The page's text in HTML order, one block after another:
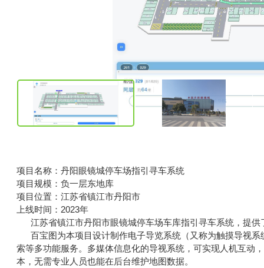
项目名称：丹阳眼镜城停车场指引寻车系统
项目规模：负一层东地库
项目位置：江苏省镇江市丹阳市
上线时间：2023年
江苏省镇江市丹阳市眼镜城停车场车库指引寻车系统，提供
百宝图为本项目设计制作电子导览系统（又称为触摸导视系
索等多功能服务。多媒体信息化的导视系统，可实现人机互动
本，无需专业人员也能在后台维护地图数据。